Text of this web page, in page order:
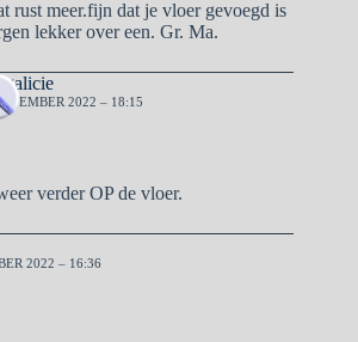
rust meer.fijn dat je vloer gevoegd is
lekker over een. Gr. Ma.
2022 – 18:15
verder OP de vloer.
2022 – 16:36